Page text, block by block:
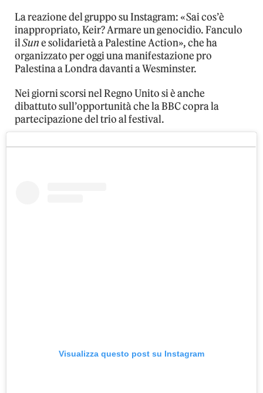
La reazione del gruppo su Instagram: «Sai cos’è
inappropriato, Keir? Armare un genocidio. Fanculo
ilSune solidarietà a Palestine Action», che ha
organizzato per oggi una manifestazione pro
Palestina a Londra davanti a Wesminster.
Nei giorni scorsi nel Regno Unito si è anche
dibattuto sull’opportunità che la BBC copra la
partecipazione del trio al festival.
Visualizza questo post su Instagram